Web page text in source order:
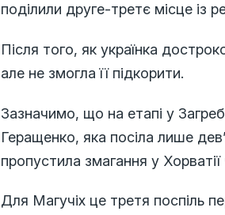
поділили друге-третє місце із
Після того, як українка
але не змогла її підкорити.
Зазначимо, що на етапі у
Геращенко, яка посіла лише
пропустила змагання у
Для Магучіх це третя поспіль